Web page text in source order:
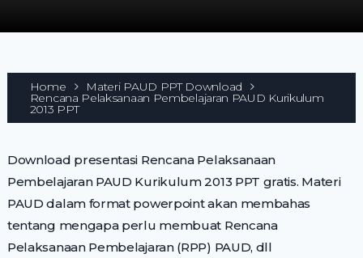
Home Materi PAUD PPT Download
Rencana Pelaksanaan Pembelajaran PAUD Kurikulum
2013 PPT
Download presentasi Rencana Pelaksanaan
Pembelajaran PAUD Kurikulum 2013 PPT gratis. Materi
PAUD dalam format powerpoint akan membahas
tentang mengapa perlu membuat Rencana
Pelaksanaan Pembelajaran (RPP) PAUD, dll